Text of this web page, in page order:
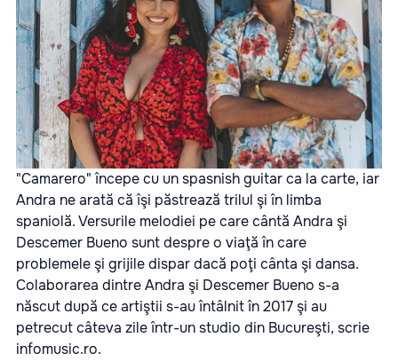
"Camarero" începe cu un spasnish guitar ca la carte, iar
Andra ne arată că îşi păstrează trilul şi în limba
spaniolă. Versurile melodiei pe care cântă Andra şi
Descemer Bueno sunt despre o viaţă în care
problemele şi grijile dispar dacă poţi cânta şi dansa.
Colaborarea dintre Andra şi Descemer Bueno s-a
născut după ce artiştii s-au întâlnit în 2017 şi au
petrecut câteva zile într-un studio din Bucureşti, scrie
infomusic.ro.